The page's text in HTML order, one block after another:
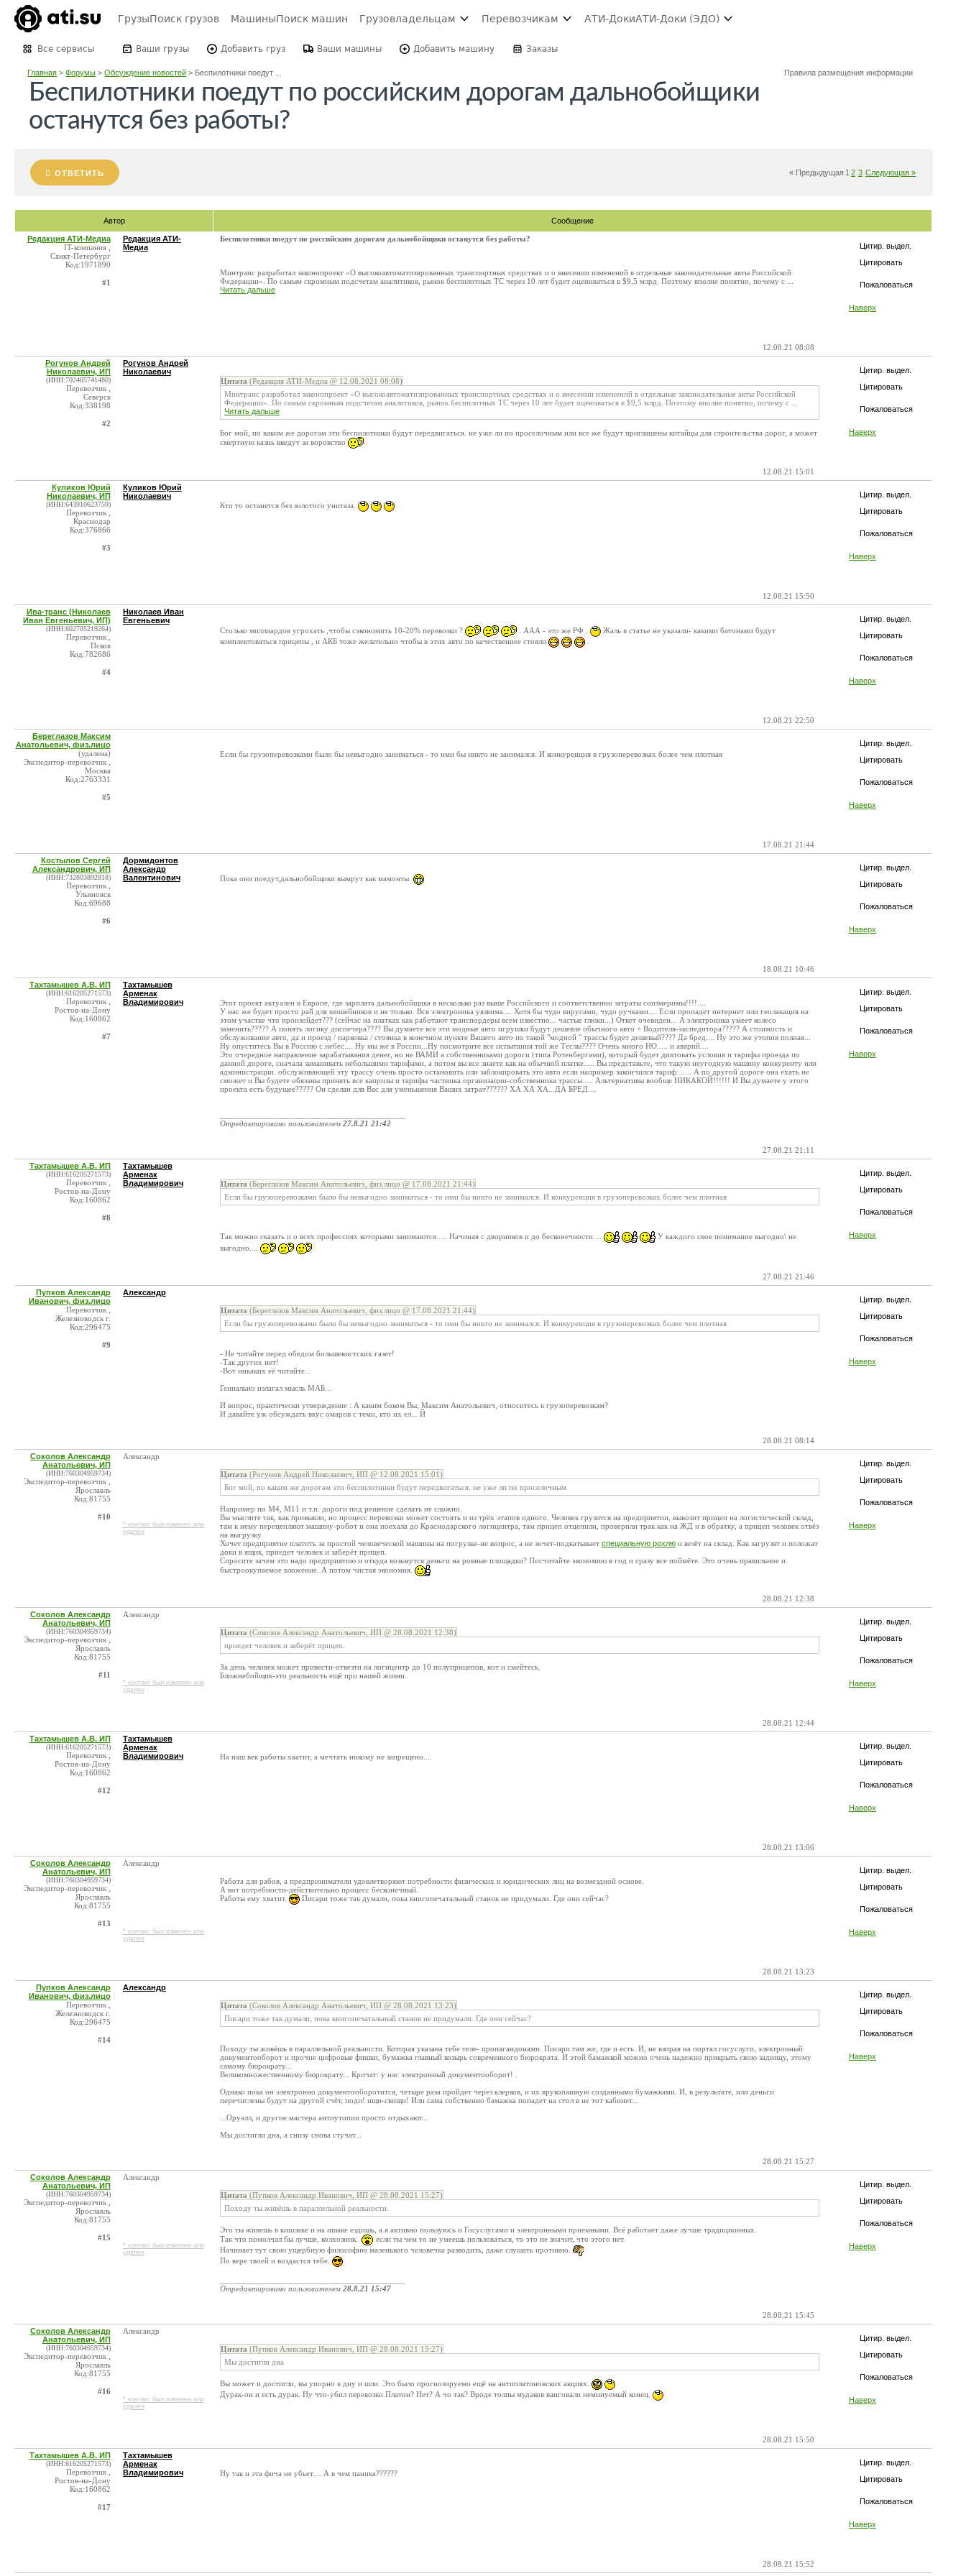
ГрузыПоиск грузов МашиныПоиск машин Грузовладельцам Перевозчикам АТИ-ДокиАТИ-Доки (ЭДО)
Все сервисы Ваши грузы Добавить груз Ваши машины Добавить машину Заказы
Главная >Форумы >Обсуждение новостей > Беспилотники поедут ... Правила размещения информации
Беспилотники поедут по российским дорогам дальнобойщики
останутся без работы?
ОТВЕТИТЬ « Предыдущая 1 2 3 Следующая »
Автор Сообщение
Цитир. выдел.
Цитировать
Пожаловаться
Наверх
Редакция АТИ-Медиа
IT-компания ,
Санкт-Петербург
Код:1971890
#1
Редакция АТИ-
Медиа
Беспилотники поедут по российским дорогам дальнобойщики останутся без работы?
Минтранс разработал законопроект «О высокоавтоматизированных транспортных средствах и о внесении изменений в отдельные законодательные акты Российской
Федерации». По самым скромным подсчетам аналитиков, рынок беспилотных ТС через 10 лет будет оцениваться в $9,5 млрд. Поэтому вполне понятно, почему с ...
Читать дальше
12.08.21 08:08
Цитир. выдел.
Цитировать
Пожаловаться
Наверх
Рогунов Андрей
Николаевич, ИП
(ИНН:702405741480)
Перевозчик ,
Северск
Код:338198
#2
Рогунов Андрей
Николаевич
Цитата (Редакция АТИ-Медиа @ 12.08.2021 08:08)
Минтранс разработал законопроект «О высокоавтоматизированных транспортных средствах и о внесении изменений в отдельные законодательные акты Российской
Федерации». По самым скромным подсчетам аналитиков, рынок беспилотных ТС через 10 лет будет оцениваться в $9,5 млрд. Поэтому вполне понятно, почему с ...
Читать дальше
Бог мой, по каким же дорогам эти беспилотники будут передвигаться. не уже ли по проселочным или все же будут приглашены китайцы для строительства дорог, а может
смертную казнь введут за воровство
12.08.21 15:01
Цитир. выдел.
Цитировать
Пожаловаться
Наверх
Куликов Юрий
Николаевич, ИП
(ИНН:643910623759)
Перевозчик ,
Краснодар
Код:376866
#3
Куликов Юрий
Николаевич
Кто то останется без золотого унитаза.
12.08.21 15:50
Цитир. выдел.
Цитировать
Пожаловаться
Наверх
Ива-транс (Николаев
Иван Евгеньевич, ИП)
(ИНН:602705219264)
Перевозчик ,
Псков
Код:782686
#4
Николаев Иван
Евгеньевич
Столько миллиардов угрохать ,чтобы сэкономить 10-20% перевозки ?
. ААА - это же РФ .
Жаль в статье не указали- какими батонами будут
комплектоваться прицепы , и АКБ тоже желательно чтобы в этих авто по качественнее стояли
12.08.21 22:50
Цитир. выдел.
Цитировать
Пожаловаться
Наверх
Береглазов Максим
Анатольевич, физ.лицо
(удалена)
Экспедитор-перевозчик ,
Москва
Код:2763331
#5
Если бы грузоперевозками было бы невыгодно заниматься - то ими бы никто не занимался. И конкуренция в грузоперевозках более чем плотная
17.08.21 21:44
Цитир. выдел.
Цитировать
Пожаловаться
Наверх
Костылов Сергей
Александрович, ИП
(ИНН:732803892818)
Перевозчик ,
Ульяновск
Код:69688
#6
Дормидонтов
Александр
Валентинович
Пока они поедут,дальнобойщики вымрут как мамонты.
18.08.21 10:46
Цитир. выдел.
Цитировать
Пожаловаться
Наверх
Тахтамышев А.В. ИП
(ИНН:616205271573)
Перевозчик ,
Ростов-на-Дону
Код:160862
#7
Тахтамышев
Арменак
Владимирович
Этот проект актуален в Европе, где зарплата дальнобойщика в несколько раз выше Российского и соответственно затраты соизмеримы!!!!....
У нас же будет просто рай для мошейников и не только. Вся электроника уязвима.... Хотя бы чудо вирусами, чудо ручками.... Если пропадет интернет или геолакация на
этом участке что произойдет??? (сейчас на платках как работают транспордеры всем известно... частые глюки...) Ответ очевиден... А электроника умеет колесо
заменить????? А понять логику диспечера???? Вы думаете все эти модные авто игрушки будут дешевле обычного авто + Водителя-экспедитора????? А стоимость и
обслуживание авто, да и проезд / парковка / стоянка в конечном пункте Вашего авто по такой "модной " трассы будет дешевый???? Да бред.... Ну это же утопия полная...
Ну опуститесь Вы в Россию с небес.... Ну мы же в России...Ну посмотрите все испытания той же Теслы???? Очень много НО..... и аварий....
Это очередное направление зарабатывания денег, но не ВАМИ а собственниками дороги (типа Ротенбергами), который будет диктовать условия и тарифы проезда по
данной дороге, сначала заманивать небольшими тарифами, а потом вы все знаете как на обычной платке..... Вы представьте, что такую неугодную машину конкуренту или
администрации. обслуживающей эту трассу очень просто остановить или заблокировать это авто если например закончился тариф....... А по другой дороге она ехать не
сможет и Вы будете обязаны принять все капризы и тарифы частника организации-собственника трассы..... Альтернативы вообще НИКАКОЙ!!!!!! И Вы думаете у этого
проекта есть будущее????? Он сделан для Вас для уменьшения Ваших затрат?????? ХА ХА ХА...ДА БРЕД....
Отредактировано пользователем 27.8.21 21:42
27.08.21 21:11
Цитир. выдел.
Цитировать
Пожаловаться
Наверх
Тахтамышев А.В. ИП
(ИНН:616205271573)
Перевозчик ,
Ростов-на-Дону
Код:160862
#8
Тахтамышев
Арменак
Владимирович
Цитата (Береглазов Максим Анатольевич, физ.лицо @ 17.08.2021 21:44)
Если бы грузоперевозками было бы невыгодно заниматься - то ими бы никто не занимался. И конкуренция в грузоперевозках более чем плотная
Так можно сказать и о всех профессиях которыми занимаются .... Начиная с дворников и до бесконечности....
У каждого свое понимание выгодно\ не
выгодно....
27.08.21 21:46
Цитир. выдел.
Цитировать
Пожаловаться
Наверх
Пупков Александр
Иванович, физ.лицо
Перевозчик ,
Железноводск г.
Код:296475
#9
Александр
Цитата (Береглазов Максим Анатольевич, физ.лицо @ 17.08.2021 21:44)
Если бы грузоперевозками было бы невыгодно заниматься - то ими бы никто не занимался. И конкуренция в грузоперевозках более чем плотная
- Не читайте перед обедом большевистских газет!
-Так других нет!
-Вот никаких её читайте...
Гениально излагал мысль МАБ...
И вопрос, практически утверждение : А каким боком Вы, Максим Анатольевич, относитесь к грузоперевозкам?
И давайте уж обсуждать вкус омаров с теми, кто их ел... Й
28.08.21 08:14
Цитир. выдел.
Цитировать
Пожаловаться
Наверх
Соколов Александр
Анатольевич, ИП
(ИНН:760304959734)
Экспедитор-перевозчик ,
Ярославль
Код:81755
#10
Александр
* контакт был изменен или
удален
Цитата (Рогунов Андрей Николаевич, ИП @ 12.08.2021 15:01)
Бог мой, по каким же дорогам эти беспилотники будут передвигаться. не уже ли по проселочным
Например по М4, М11 и т.п. дороги под решение сделать не сложно.
Вы мыслите так, как привыкли, но процесс перевозки может состоять и из трёх этапов одного. Человек грузится на предприятии, вывозит прицеп на логистический склад,
там к нему перецепляют машину-робот и она поехала до Краснодарского логицентра, там прицеп отцепили, проверили трак как на ЖД и в обратку, а прицеп человек отвёз
на выгрузку.
Хочет предприятие платить за простой человеческой машины на погрузке-не вопрос, а не зочет-подкатывает специальную рохлю и везёт на склад. Как загрузят и положат
доки в ящик, приедет человек и заберёт прицеп.
Спросите зачем это надо предприятию и откуда возьмутся деньги на ровные площадки? Посчитайте экономию в год и сразу все поймёте. Это очень правильное и
быстроокупаемое вложение. А потом чистая экономия.
28.08.21 12:38
Цитир. выдел.
Цитировать
Пожаловаться
Наверх
Соколов Александр
Анатольевич, ИП
(ИНН:760304959734)
Экспедитор-перевозчик ,
Ярославль
Код:81755
#11
Александр
* контакт был изменен или
удален
Цитата (Соколов Александр Анатольевич, ИП @ 28.08.2021 12:38)
приедет человек и заберёт прицеп.
За день человек может привести-отвезти на логицентр до 10 полуприцепов, вот и смейтесь.
Ближнебойщик-это реальность ещё при нашей жизни.
28.08.21 12:44
Цитир. выдел.
Цитировать
Пожаловаться
Наверх
Тахтамышев А.В. ИП
(ИНН:616205271573)
Перевозчик ,
Ростов-на-Дону
Код:160862
#12
Тахтамышев
Арменак
Владимирович
На наш век работы хватит, а мечтать никому не запрещено....
28.08.21 13:06
Цитир. выдел.
Цитировать
Пожаловаться
Наверх
Соколов Александр
Анатольевич, ИП
(ИНН:760304959734)
Экспедитор-перевозчик ,
Ярославль
Код:81755
#13
Александр
* контакт был изменен или
удален
Работа для рабов, а предприниматели удовлетворяют потребности физических и юридических лиц на возмездной основе.
А вот потребности-действительно процесс бесконечный.
Работы ему хватит.
Писари тоже так думали, пока книгопечатальный станок не придумали. Где они сейчас?
28.08.21 13:23
Цитир. выдел.
Цитировать
Пожаловаться
Наверх
Пупков Александр
Иванович, физ.лицо
Перевозчик ,
Железноводск г.
Код:296475
#14
Александр
Цитата (Соколов Александр Анатольевич, ИП @ 28.08.2021 13:23)
Писари тоже так думали, пока книгопечатальный станок не придумали. Где они сейчас?
Походу ты живëшь в параллельной реальности. Которая указана тебе теле- пропагандонами. Писари там же, где и есть. И, не взирая на портал госуслуги, электронный
документооборот и прочие цифровые фишки, бумажка главный козырь современного бюрократа. И этой бамажкой можно очень надежно прикрыть свою задницу, этому
самому бюрократу...
Великомножественному бюрократу... Кричат: у нас электронный документооборот! .
Однако пока он электронно документооборотится, четыре раза пройдет через клерков, и их врукопашную созданными бумажками. И, в результате, или деньги
перечислены будут на другой счёт, поди! ищи-свищи! Или сама собственно бамажка попадет на стол в не тот кабинет...
...Оруэлл, и другие мастера антиутопии просто отдыхают...
Мы достигли дна, а снизу снова стучат...
28.08.21 15:27
Цитир. выдел.
Цитировать
Пожаловаться
Наверх
Соколов Александр
Анатольевич, ИП
(ИНН:760304959734)
Экспедитор-перевозчик ,
Ярославль
Код:81755
#15
Александр
* контакт был изменен или
удален
Цитата (Пупков Александр Иванович, ИП @ 28.08.2021 15:27)
Походу ты живëшь в параллельной реальности.
Это ты живешь в кишлаке и на ишаке ездишь, а я активно пользуюсь и Госуслугами и электронными приемными. Всё работает даже лучше традиционных.
Так что помолчал бы лучше, колхозник.
если ты чем то не умеешь пользоваться, то это не значит, что этого нет.
Начинает тут свою ущербную философию маленького человечка разводить, даже слушать противно.
По вере твоей и воздастся тебе.
Отредактировано пользователем 28.8.21 15:47
28.08.21 15:45
Цитир. выдел.
Цитировать
Пожаловаться
Наверх
Соколов Александр
Анатольевич, ИП
(ИНН:760304959734)
Экспедитор-перевозчик ,
Ярославль
Код:81755
#16
Александр
* контакт был изменен или
удален
Цитата (Пупков Александр Иванович, ИП @ 28.08.2021 15:27)
Мы достигли дна
Вы может и достигли, вы упорно к дну и шли. Это было прогнозируемо ещё на антиплатоновских акциях.
Дурак-он и есть дурак. Ну что-убил перевозки Платон? Нет? А чо так? Вроде толпы мудаков ванговали неминуемый конец.
28.08.21 15:50
Цитир. выдел.
Цитировать
Пожаловаться
Наверх
Тахтамышев А.В. ИП
(ИНН:616205271573)
Перевозчик ,
Ростов-на-Дону
Код:160862
#17
Тахтамышев
Арменак
Владимирович
Ну так и эта фича не убьет.... А в чем паника??????
28.08.21 15:52